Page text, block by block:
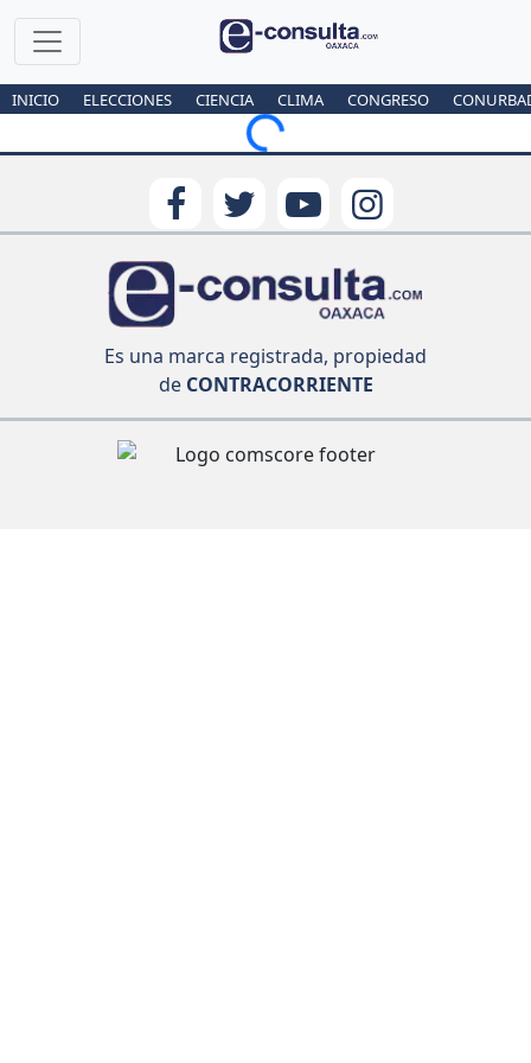
INICIO ELECCIONES CIENCIA CLIMA CONGRESO
Loading...
Es una marca registrada, propiedad
deCONTRACORRIENTE